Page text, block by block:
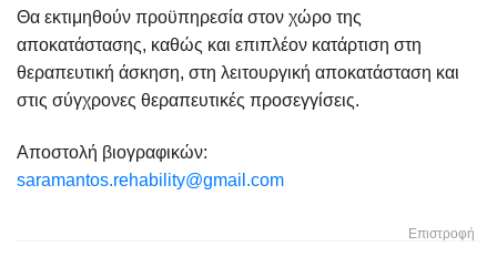
Θα εκτιμηθούν προϋπηρεσία στον χώρο της
αποκατάστασης, καθώς και επιπλέον κατάρτιση στη
θεραπευτική άσκηση, στη λειτουργική αποκατάσταση και
στις σύγχρονες θεραπευτικές προσεγγίσεις.
Αποστολή βιογραφικών:
saramantos.rehability@gmail.com
Επιστροφή